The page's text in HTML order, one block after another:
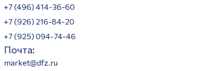
+7 (496) 414-36-60
+7 (926) 216-84-20
+7 (925) 094-74-46
Почта:
market@dfz.ru